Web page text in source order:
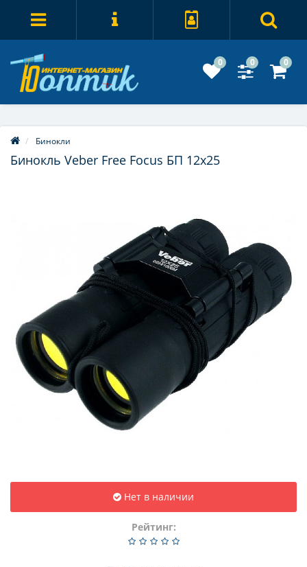
0 0 0
Бинокли
Бинокль Veber Free Focus БП 12x25
Нет в наличии
Рейтинг: